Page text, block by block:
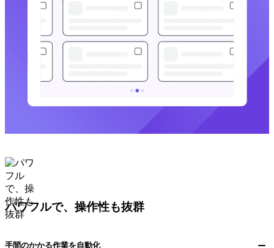
パワフルで、操作性も抜群
手間のかかる作業を自動化